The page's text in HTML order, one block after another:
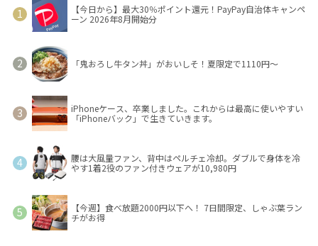
【今日から】最大30％ポイント還元！PayPay自治体キャンペ
ーン 2026年8月開始分
「鬼おろし牛タン丼」がおいしそ！夏限定で1110円～
iPhoneケース、卒業しました。これからは最高に使いやすい
「iPhoneバック」で生きていきます。
腰は大風量ファン、背中はペルチェ冷却。ダブルで身体を冷
やす1着2役のファン付きウェアが10,980円
【今週】食べ放題2000円以下へ！ 7日間限定、しゃぶ葉ラン
チがお得